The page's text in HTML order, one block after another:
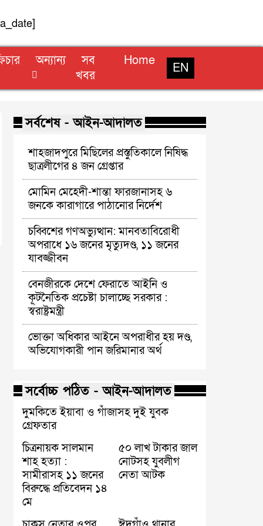
অন্যান্য
সব
খবর
Home EN
সর্বশেষ - আইন-আদালত
শাহজাদপুরে মিছিলের প্রস্তুতিকালে নিষিদ্ধ
ছাত্রলীগের ৪ জন গ্রেপ্তার
মোমিন মেহেদী-শান্তা ফারজানাসহ ৬
জনকে কারাগারে পাঠানোর নির্দেশ
চব্বিশের গণঅভ্যুত্থান: মানবতাবিরোধী
অপরাধে ১৬ জনের মৃত্যুদণ্ড, ১১ জনের
যাবজ্জীবন
বেনজীরকে দেশে ফেরাতে আইনি ও
কূটনৈতিক প্রচেষ্টা চালাচ্ছে সরকার :
স্বরাষ্ট্রমন্ত্রী
ভোক্তা অধিকার আইনে অপরাধীর হয় দণ্ড,
অভিযোগকারী পান জরিমানার অর্থ
সর্বোচ্চ পঠিত - আইন-আদালত
দুমকিতে ইয়াবা ও গাঁজাসহ দুই যুবক
গ্রেফতার
চিত্রনায়ক সালমান
শাহ হত্যা :
সামীরাসহ ১১ জনের
বিরুদ্ধে প্রতিবেদন ১৪
মে
৫০ লাখ টাকার জাল
নোটসহ যুবলীগ
নেতা আটক